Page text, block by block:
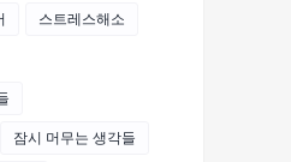
스트레스해소
잠시 머무는 생각들